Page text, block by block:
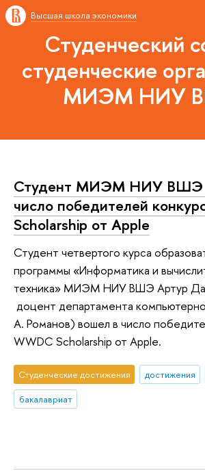
Высшая школа экономики
Студенческий
студенческие
МИЭМ НИУ
Студент МИЭМ НИУ ВШЭ
число победителей
Scholarship от Apple
Студент четвертого курса
программы «Информатика и
техника» МИЭМ НИУ ВШЭ Артур
доцент департамента
А. Романов) вошел в число
WWDC Scholarship от Apple.
Студенческие достижения достижения
бакалавриат